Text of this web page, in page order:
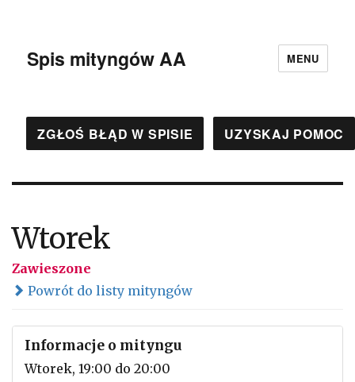
Spis mityngów AA MENU
ZGŁOŚ BŁĄD W SPISIE UZYSKAJ POMOC
Wtorek
Zawieszone
Powrót do listy mityngów
Informacje o mityngu
Wtorek, 19:00 do 20:00